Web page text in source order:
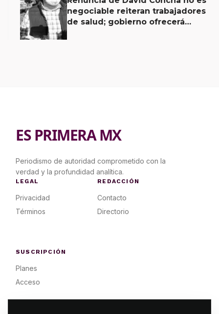
negociable reiteran trabajadores
de salud; gobierno ofrecerá
ES PRIMERA MX
Periodismo de autoridad comprometido con la
verdad y la profundidad analítica.
LEGAL
Privacidad
Términos
REDACCIÓN
Contacto
Directorio
SUSCRIPCIÓN
Planes
Acceso